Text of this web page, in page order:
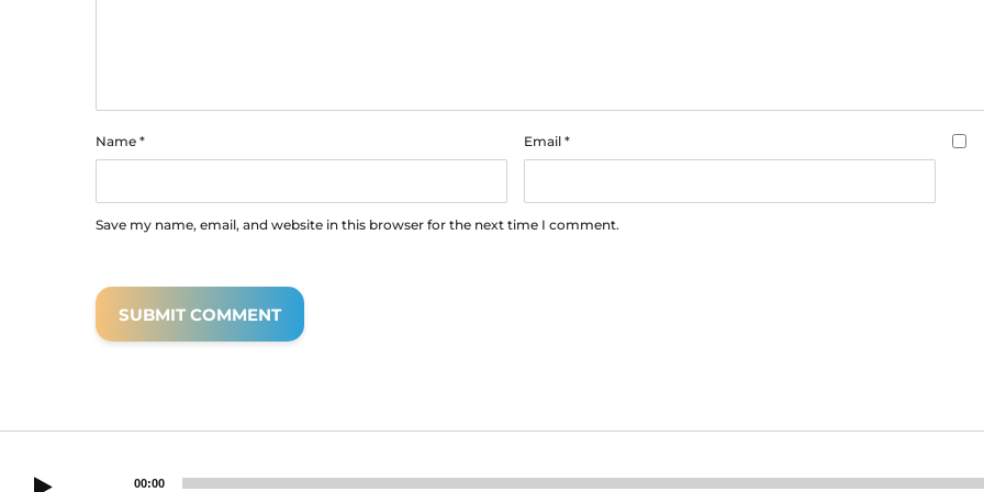
00:00
Name * Email *
Save my name, email, and website in this browser for the next time I comment.